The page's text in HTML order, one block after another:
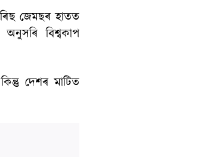
ৰিছ জেমছৰ হাতত
বিশ্বকাপ
দেশৰ মাটিত